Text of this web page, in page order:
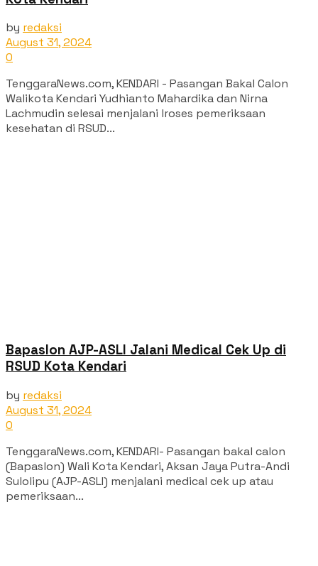
by redaksi
August 31, 2024
0
TenggaraNews.com, KENDARI - Pasangan Bakal Calon
Walikota Kendari Yudhianto Mahardika dan Nirna
Lachmudin selesai menjalani lroses pemeriksaan
kesehatan di RSUD...
Bapaslon AJP-ASLI Jalani Medical Cek Up di
RSUD Kota Kendari
by redaksi
August 31, 2024
0
TenggaraNews.com, KENDARI- Pasangan bakal calon
(Bapaslon) Wali Kota Kendari, Aksan Jaya Putra-Andi
Sulolipu (AJP-ASLI) menjalani medical cek up atau
pemeriksaan...